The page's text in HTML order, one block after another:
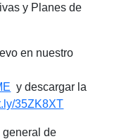
y Planes de
en nuestro
y descargar la
35ZK8XT
general de